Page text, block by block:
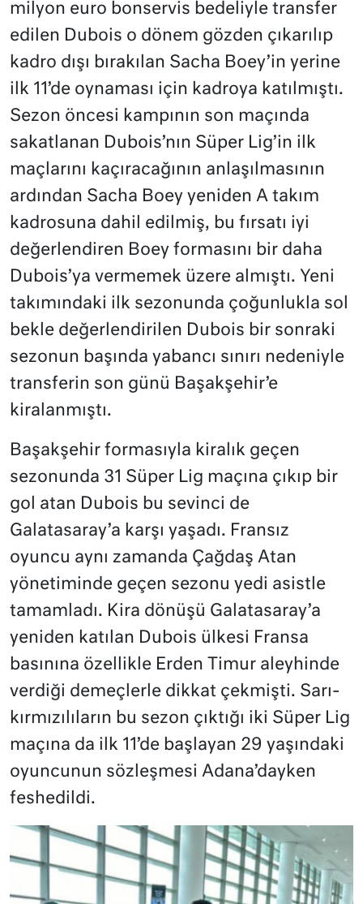
milyon euro bonservis bedeliyle transfer
edilen Dubois o dönem gözden çıkarılıp
kadro dışı bırakılan Sacha Boey’in yerine
ilk 11’de oynaması için kadroya katılmıştı.
Sezon öncesi kampının son maçında
sakatlanan Dubois’nın Süper Lig’in ilk
maçlarını kaçıracağının anlaşılmasının
ardından Sacha Boey yeniden A takım
kadrosuna dahil edilmiş, bu fırsatı iyi
değerlendiren Boey formasını bir daha
Dubois’ya vermemek üzere almıştı. Yeni
takımındaki ilk sezonunda çoğunlukla sol
bekle değerlendirilen Dubois bir sonraki
sezonun başında yabancı sınırı nedeniyle
transferin son günü Başakşehir’e
kiralanmıştı.
Başakşehir formasıyla kiralık geçen
sezonunda 31 Süper Lig maçına çıkıp bir
gol atan Dubois bu sevinci de
Galatasaray’a karşı yaşadı. Fransız
oyuncu aynı zamanda Çağdaş Atan
yönetiminde geçen sezonu yedi asistle
tamamladı. Kira dönüşü Galatasaray’a
yeniden katılan Dubois ülkesi Fransa
basınına özellikle Erden Timur aleyhinde
verdiği demeçlerle dikkat çekmişti. Sarı-
kırmızılıların bu sezon çıktığı iki Süper Lig
maçına da ilk 11’de başlayan 29 yaşındaki
oyuncunun sözleşmesi Adana’dayken
feshedildi.